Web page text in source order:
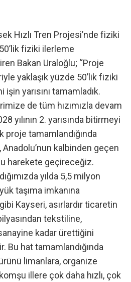
Hızlı Tren Projesi’nde fiziki
fiziki ilerleme
Bakan Uraloğlu; “Proje
yaklaşık yüzde 50’lik fiziki
yarısını tamamladık.
de tüm hızımızla devam
yılının 2. yarısında bitirmeyi
proje tamamlandığında
kalbinden geçen
harekete geçireceğiz.
yılda 5,5 milyon
taşıma imkanına
Kayseri, asırlardır ticaretin
tekstiline,
kadar ürettiğini
Bu hat tamamlandığında
limanlara, organize
illere çok daha hızlı, çok